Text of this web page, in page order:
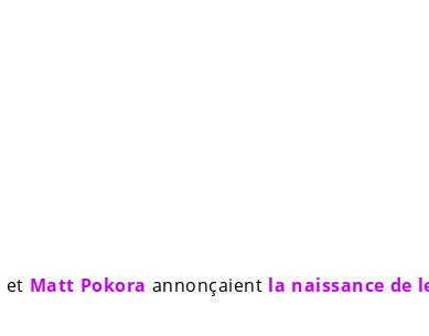
et Matt Pokora annonçaient la naissance de